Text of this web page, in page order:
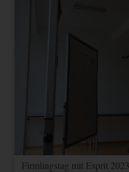
Firmlingstag mit Esprit